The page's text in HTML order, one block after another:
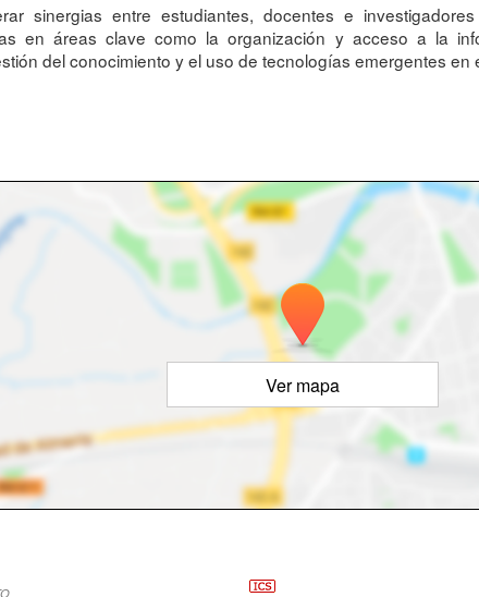
sinergias entre estudiantes, docentes e
en áreas clave como la organización y acceso a la
del conocimiento y el uso de tecnologías emergentes en
Ver mapa